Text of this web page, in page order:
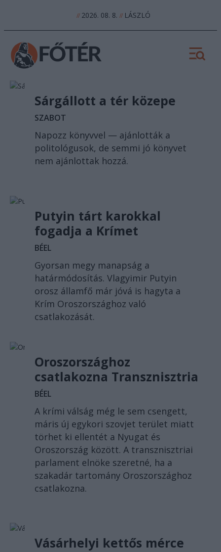
//2026. 08. 8. //LÁSZLÓ
Sárgállott a tér közepe
SZABOT
Napozz könyvvel — ajánlották a
politológusok, de semmi jó könyvet
nem ajánlottak hozzá.
Putyin tárt karokkal
fogadja a Krímet
BÉEL
Gyorsan megy manapság a
határmódosítás. Vlagyimir Putyin
orosz államfő már jóvá is hagyta a
Krím Oroszországhoz való
csatlakozását.
Oroszországhoz
csatlakozna Transznisztria
BÉEL
A krími válság még le sem csengett,
máris új egykori szovjet terület miatt
törhet ki ellentét a Nyugat és
Oroszország között. A transznisztriai
parlament elnöke szeretné, ha a
szakadár tartomány Oroszországhoz
csatlakozna.
Vásárhelyi kettős mérce